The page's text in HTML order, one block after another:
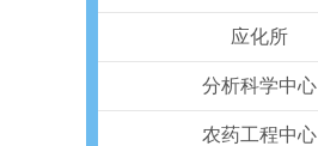
应化所
分析科学中心
农药工程中心